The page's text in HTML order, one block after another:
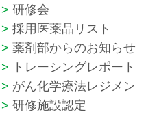
研修会
採用医薬品リスト
薬剤部からのお知らせ
トレーシングレポート
がん化学療法レジメン
研修施設認定